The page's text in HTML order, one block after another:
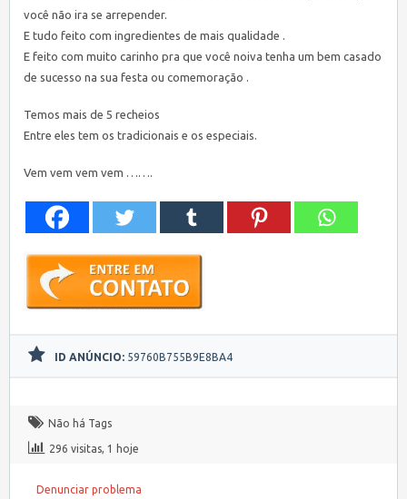
você não ira se arrepender.
E tudo feito com ingredientes de mais qualidade .
E feito com muito carinho pra que você noiva tenha um bem casado
de sucesso na sua festa ou comemoração .
Temos mais de 5 recheios
Entre eles tem os tradicionais e os especiais.
Vem vem vem vem …….
ID ANÚNCIO: 59760B755B9E8BA4
Não há Tags
296 visitas, 1 hoje
Denunciar problema